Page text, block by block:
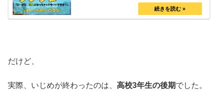
だけど、
実際、いじめが終わったのは、 高校3年生の後期でした。